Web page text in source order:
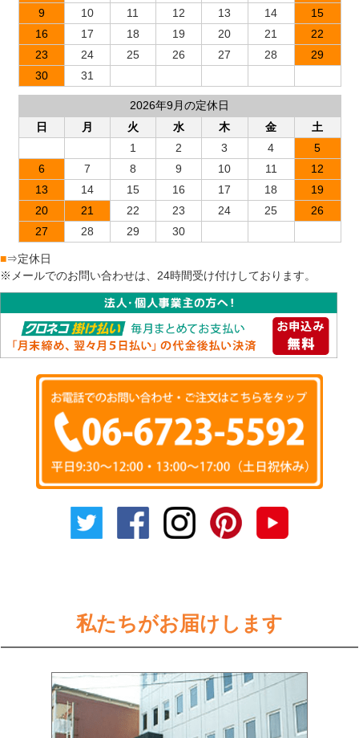
9
10 11 12 13 14
15
16
17 18 19 20 21
22
23
24 25 26 27 28
29
30
31
2026年9月の定休日
日
月 火 水 木 金
土
1
2 3 4
5
6
7 8 9 10 11
12
13
14 15 16 17 18
19
20
21 22 23 24 25
26
27
28 29 30
■⇒定休日
※メールでのお問い合わせは、24時間受け付けしております。
私たちがお届けします